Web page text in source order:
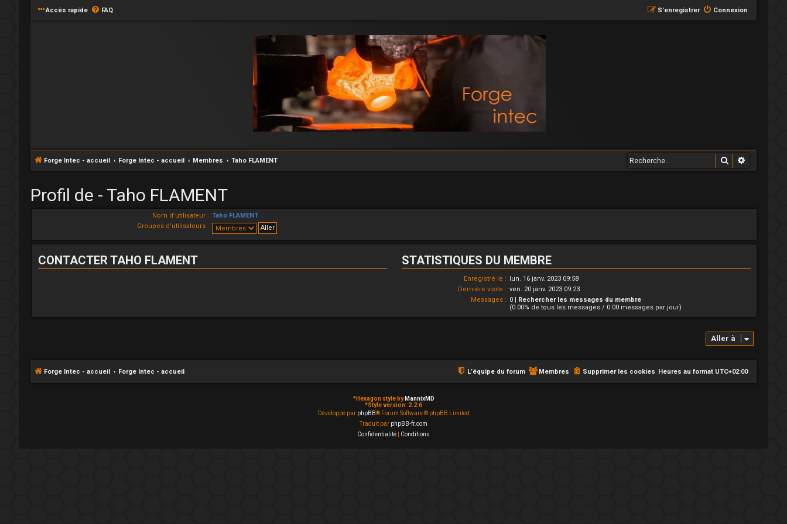
Accès rapide FAQ Connexion
S’enregistrer
Forge Intec - accueil Forge Intec - accueil Membres Taho FLAMENT Rechercher
Profil de - Taho FLAMENT
Nom d’utilisateur : Taho FLAMENT
Groupes d’utilisateurs :
CONTACTER TAHO FLAMENT STATISTIQUES DU MEMBRE
Enregistré le : lun. 16 janv. 2023 09:58
Dernière visite : ven. 20 janv. 2023 09:23
Messages : 0 | Rechercher les messages du membre
(0.00% de tous les messages / 0.00 messages par jour)
Aller à
Forge Intec - accueil Forge Intec - accueil Heures au format UTC+02:00
Supprimer les cookies
Membres
L’équipe du forum
*Hexagon style by MannixMD
*Style version: 2.2.6
Développé par phpBB® Forum Software © phpBB Limited
Traduit par phpBB-fr.com
Confidentialité
Conditions